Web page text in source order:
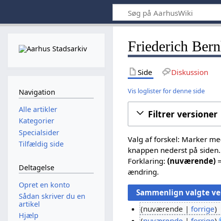
Friederich
Side Diskussion
Vis loglister for denne side
Filtrer versioner
Valg af forskel: Marker
knappen nederst på siden.
Forklaring:(nuværende)
ændring.
nuværende forrige
Navigation
Alle artikler
Kategorier
Specialsider
Tilfældig side
Deltagelse
Opret en konto
Sådan skriver du en
artikel
Hjælp